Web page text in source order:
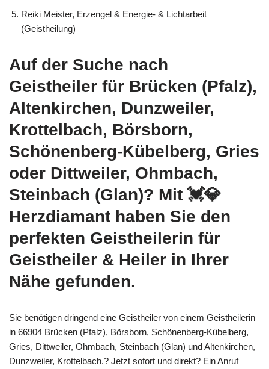
Reiki Meister, Erzengel & Energie- & Lichtarbeit
(Geistheilung)
Auf der Suche nach
Geistheiler für Brücken (Pfalz),
Altenkirchen, Dunzweiler,
Krottelbach, Börsborn,
Schönenberg-Kübelberg, Gries
oder Dittweiler, Ohmbach,
Steinbach (Glan)? Mit 💓️💎
Herzdiamant haben Sie den
perfekten Geistheilerin für
Geistheiler & Heiler in Ihrer
Nähe gefunden.
Sie benötigen dringend eine Geistheiler von einem Geistheilerin
in 66904 Brücken (Pfalz), Börsborn, Schönenberg-Kübelberg,
Gries, Dittweiler, Ohmbach, Steinbach (Glan) und Altenkirchen,
Dunzweiler, Krottelbach.? Jetzt sofort und direkt? Ein Anruf